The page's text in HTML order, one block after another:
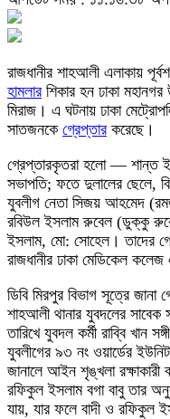
রাজধানীর শাহআলী এলাকায়
হামলারশিকার হন ঢাকা
মিরাজ। এ ঘটনায় ঢাকা
সাতজনকে গ্রেপ্তারকরেছে।
গ্রেপ্তারকৃতরা হলো — শান্ত
সভাপতি; ফতে দুলালের ছেলে,
যুবলীগ নেতা সিজয় আহমেদ
রবিউল ইসলাম রুবেল (ডুক্কু
ইসলাম, মো: সোহেল। তাদের
রাজধানীর ঢাকা মেডিকেল
ডিবি মিরপুর বিভাগ সূত্রে জানা
শাহআলী থানার যুবদলের
তারিখে যুবদল কর্মী রাব্বি
যুবলীগের ৯৩ নং ওয়ার্ডের
জানালে আইন শৃঙ্খলা
রফিকুল ইসলাম বগা বাবু তার
যায়, যার ফলে বাদী ও রফিকুল